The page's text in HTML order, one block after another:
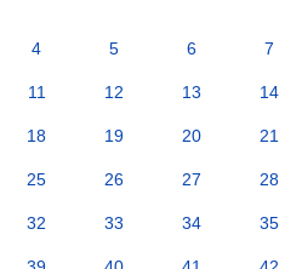
4 5 6 7
11 12 13 14
18 19 20 21
25 26 27 28
32 33 34 35